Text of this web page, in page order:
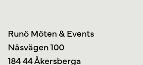
Runö Möten & Events
Näsvägen 100
184 44 Åkersberga